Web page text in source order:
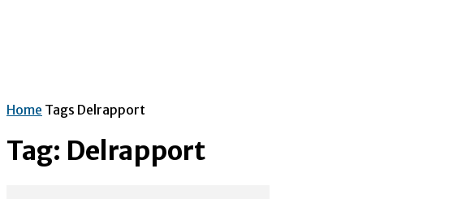
Home Tags Delrapport
Tag: Delrapport